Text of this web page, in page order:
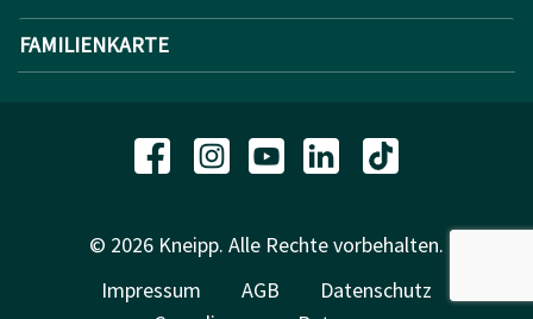
FAMILIENKARTE
© 2026 Kneipp. Alle Rechte vorbehalten.
Impressum
AGB
Datenschutz